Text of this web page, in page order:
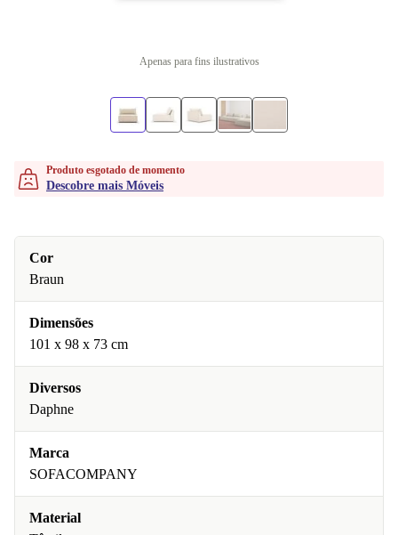
Apenas para fins ilustrativos
Produto esgotado de momento
Descobre mais Móveis
Cor
Braun
Dimensões
101 x 98 x 73 cm
Diversos
Daphne
Marca
SOFACOMPANY
Material